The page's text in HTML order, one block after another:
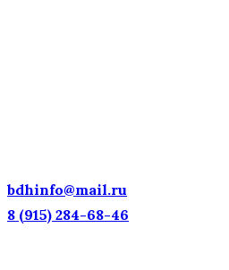
bdhinfo@mail.ru
8 (915) 284-68-46